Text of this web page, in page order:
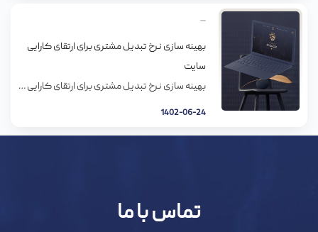
بهینه سازی نرخ تبدیل مشتری برای ارتقای کارایی
سایت
بهینه سازی نرخ تبدیل مشتری برای ارتقای کارایی سایت سایت مثل یه ماشین میمونه با کارایی بالا و وقتی شما سایتتونو با سایت رقبا مقایسه کنید مثل این میمونه که باهاشون مسابقه ماشین سواری بدید. تو این مسابقه فقط یک برنده هست و یک جایزه – یعنی خریدی که مشتری از سایت میکنه. اگه شما […]
1402-06-24
تماس با ما